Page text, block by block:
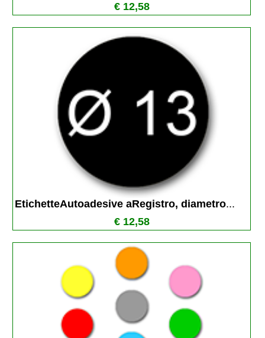
€ 12,58
EtichetteAutoadesive aRegistro, diametro...
€ 12,58